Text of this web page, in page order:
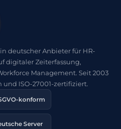
deutscher Anbieter für HR-
digitaler Zeiterfassung,
Management. Seit 2003
und ISO-27001-zertifiziert.
konform
Server